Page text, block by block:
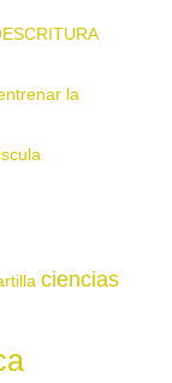
la
ciencias